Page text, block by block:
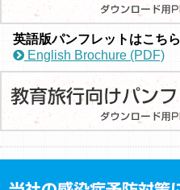
英語版パンフレットはこちら
English Brochure (PDF)